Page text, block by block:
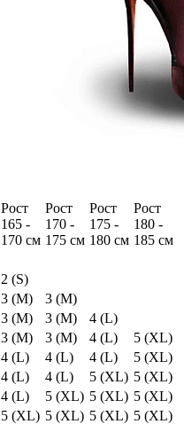
Рост
165 -
170 см
Рост
170 -
175 см
Рост
175 -
180 см
Рост
180 -
185 см
2 (S)
3 (M)
3 (M)
3 (M) 3 (M)
4 (L)
3 (M) 3 (M) 4 (L)
5 (XL)
4 (L) 4 (L) 4 (L)
5 (XL)
4 (L) 4 (L) 5 (XL) 5 (XL)
4 (L) 5 (XL) 5 (XL) 5 (XL)
5 (XL) 5 (XL) 5 (XL) 5 (XL)